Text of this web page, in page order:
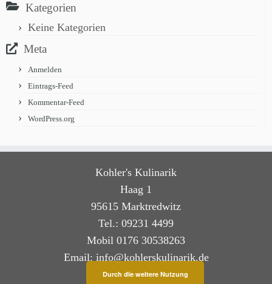
Kategorien
Keine Kategorien
Meta
Anmelden
Eintrags-Feed
Kommentar-Feed
WordPress.org
Kohler's Kulinarik
Haag 1
95615 Marktredwitz
Tel.: 09231 4499
Mobil 0176 30538263
Email: info@kohlerskulinarik.de
Kontakt
Durch die weitere Nutzung